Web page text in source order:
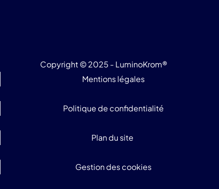
Copyright © 2025 - LuminoKrom®
Mentions légales
Politique de confidentialité
Plan du site
Gestion des cookies